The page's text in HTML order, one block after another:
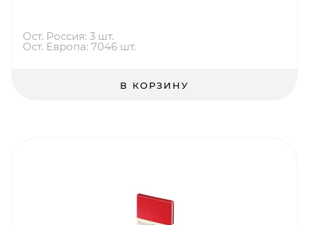
Ост. Россия: 3 шт.
Ост. Европа: 7046 шт.
В КОРЗИНУ